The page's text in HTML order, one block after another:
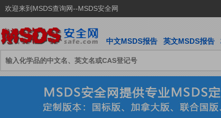
欢迎来到MSDS查询网--MSDS安全网
中文MSDS报告 英文MSDS报告